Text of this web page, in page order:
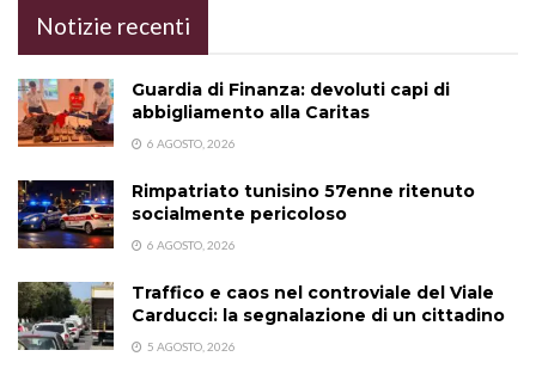
Notizie recenti
Guardia di Finanza: devoluti capi di
abbigliamento alla Caritas
6 AGOSTO, 2026
Rimpatriato tunisino 57enne ritenuto
socialmente pericoloso
6 AGOSTO, 2026
Traffico e caos nel controviale del Viale
Carducci: la segnalazione di un cittadino
5 AGOSTO, 2026